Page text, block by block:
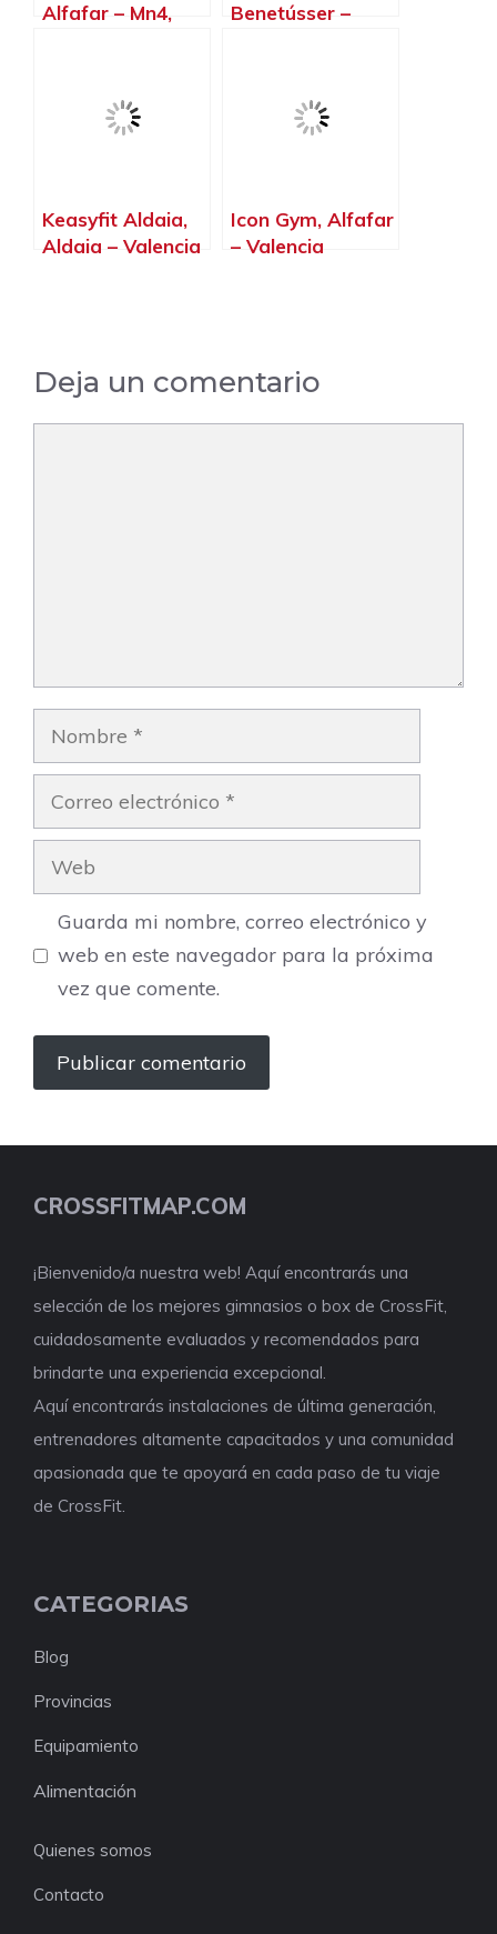
Alfafar – Mn4,
Benetússer –
Keasyfit Aldaia,
Aldaia – Valencia
Icon Gym, Alfafar
– Valencia
Deja un comentario
Nombre
Correo
electrónico
Web
Guarda mi nombre, correo electrónico y
web en este navegador para la próxima
vez que comente.
CROSSFITMAP.COM
¡Bienvenido/a nuestra web! Aquí encontrarás una
selección de los mejores gimnasios o box de CrossFit,
cuidadosamente evaluados y recomendados para
brindarte una experiencia excepcional.
Aquí encontrarás instalaciones de última generación,
entrenadores altamente capacitados y una comunidad
apasionada que te apoyará en cada paso de tu viaje
de CrossFit.
CATEGORIAS
Blog
Provincias
Equipamiento
Alimentación
Quienes somos
Contacto